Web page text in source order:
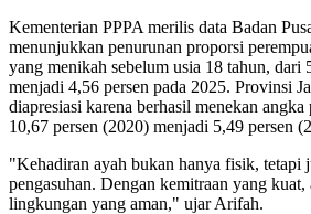
Kementerian PPPA merilis data Badan
menunjukkan penurunan proporsi
yang menikah sebelum usia 18 tahun, dari
menjadi 4,56 persen pada 2025. Provinsi
diapresiasi karena berhasil menekan
10,67 persen (2020) menjadi 5,49 persen
"Kehadiran ayah bukan hanya fisik, tetapi
pengasuhan. Dengan kemitraan yang
lingkungan yang aman," ujar Arifah.